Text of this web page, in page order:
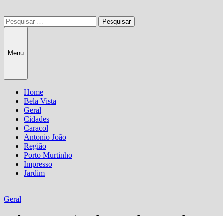
Pesquisar
por:
Menu
Home
Bela Vista
Geral
Cidades
Caracol
Antonio João
Região
Porto Murtinho
Impresso
Jardim
Geral